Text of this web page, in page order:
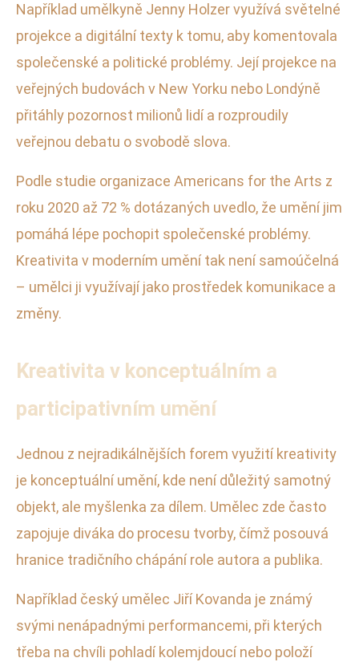
Například umělkyně Jenny Holzer využívá světelné
projekce a digitální texty k tomu, aby komentovala
společenské a politické problémy. Její projekce na
veřejných budovách v New Yorku nebo Londýně
přitáhly pozornost milionů lidí a rozproudily
veřejnou debatu o svobodě slova.
Podle studie organizace Americans for the Arts z
roku 2020 až 72 % dotázaných uvedlo, že umění jim
pomáhá lépe pochopit společenské problémy.
Kreativita v moderním umění tak není samoúčelná
– umělci ji využívají jako prostředek komunikace a
změny.
Kreativita v konceptuálním a
participativním umění
Jednou z nejradikálnějších forem využití kreativity
je konceptuální umění, kde není důležitý samotný
objekt, ale myšlenka za dílem. Umělec zde často
zapojuje diváka do procesu tvorby, čímž posouvá
hranice tradičního chápání role autora a publika.
Například český umělec Jiří Kovanda je známý
svými nenápadnými performancemi, při kterých
třeba na chvíli pohladí kolemjdoucí nebo položí